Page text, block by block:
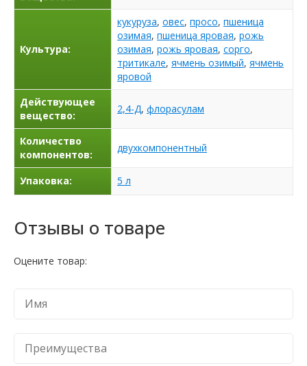
Культура:
кукуруза, овес, просо, пшеница
озимая, пшеница яровая, рожь
озимая, рожь яровая, сорго,
тритикале, ячмень озимый, ячмень
яровой
Действующее
вещество:
2,4-Д, флорасулам
Количество
компонентов:
двухкомпонентный
Упаковка: 5 л
Отзывы о товаре
Оцените товар: